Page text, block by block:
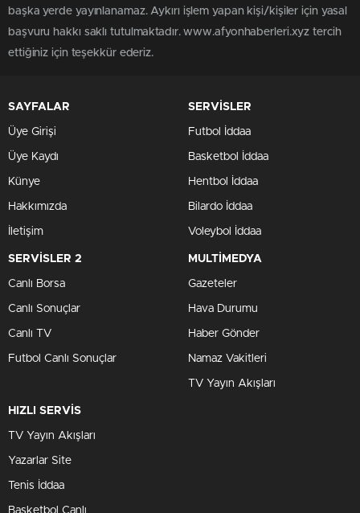
başka yerde yayınlanamaz. Aykırı işlem yapan kişi/kişiler için yasal
başvuru hakkı saklı tutulmaktadır. www.afyonhaberleri.xyz tercih
ettiğiniz için teşekkür ederiz.
SAYFALAR
Üye Girişi
Üye Kaydı
Künye
Hakkımızda
İletişim
SERVİSLER
Futbol İddaa
Basketbol İddaa
Hentbol İddaa
Bilardo İddaa
Voleybol İddaa
SERVİSLER 2
Canlı Borsa
Canlı Sonuçlar
Canlı TV
Futbol Canlı Sonuçlar
MULTİMEDYA
Gazeteler
Hava Durumu
Haber Gönder
Namaz Vakitleri
TV Yayın Akışları
HIZLI SERVİS
TV Yayın Akışları
Yazarlar Site
Tenis İddaa